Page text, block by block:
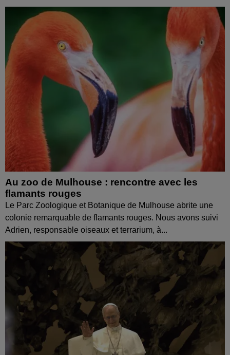
Au zoo de Mulhouse : rencontre avec les
flamants rouges
Le Parc Zoologique et Botanique de Mulhouse abrite une
colonie remarquable de flamants rouges. Nous avons suivi
Adrien, responsable oiseaux et terrarium, à...